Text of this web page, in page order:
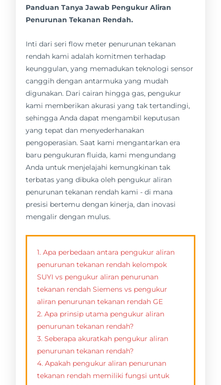
Panduan Tanya Jawab Pengukur Aliran
Penurunan Tekanan Rendah.
Inti dari seri flow meter penurunan tekanan
rendah kami adalah komitmen terhadap
keunggulan, yang memadukan teknologi sensor
canggih dengan antarmuka yang mudah
digunakan. Dari cairan hingga gas, pengukur
kami memberikan akurasi yang tak tertandingi,
sehingga Anda dapat mengambil keputusan
yang tepat dan menyederhanakan
pengoperasian. Saat kami mengantarkan era
baru pengukuran fluida, kami mengundang
Anda untuk menjelajahi kemungkinan tak
terbatas yang dibuka oleh pengukur aliran
penurunan tekanan rendah kami - di mana
presisi bertemu dengan kinerja, dan inovasi
mengalir dengan mulus.
1. Apa perbedaan antara pengukur aliran
penurunan tekanan rendah kelompok
SUYI vs pengukur aliran penurunan
tekanan rendah Siemens vs pengukur
aliran penurunan tekanan rendah GE
2. Apa prinsip utama pengukur aliran
penurunan tekanan rendah?
3. Seberapa akuratkah pengukur aliran
penurunan tekanan rendah?
4. Apakah pengukur aliran penurunan
tekanan rendah memiliki fungsi untuk